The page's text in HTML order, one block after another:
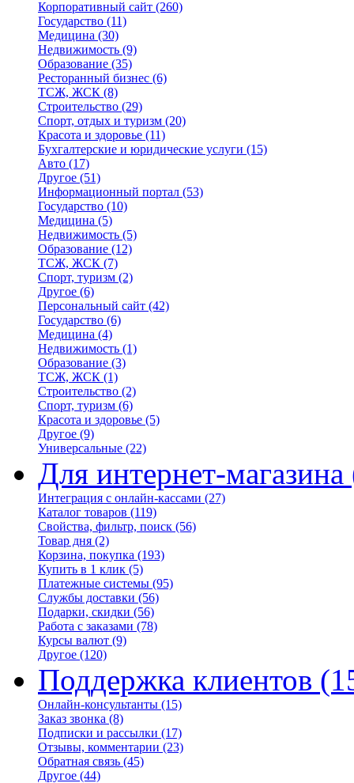
Корпоративный сайт (260)
Государство (11)
Медицина (30)
Недвижимость (9)
Образование (35)
Ресторанный бизнес (6)
ТСЖ, ЖСК (8)
Строительство (29)
Спорт, отдых и туризм (20)
Красота и здоровье (11)
Бухгалтерские и юридические услуги (15)
Авто (17)
Другое (51)
Информационный портал (53)
Государство (10)
Медицина (5)
Недвижимость (5)
Образование (12)
ТСЖ, ЖСК (7)
Спорт, туризм (2)
Другое (6)
Персональный сайт (42)
Государство (6)
Медицина (4)
Недвижимость (1)
Образование (3)
ТСЖ, ЖСК (1)
Строительство (2)
Спорт, туризм (6)
Красота и здоровье (5)
Другое (9)
Универсальные (22)
Для интернет-магазина
Интеграция с онлайн-кассами (27)
Каталог товаров (119)
Свойства, фильтр, поиск (56)
Товар дня (2)
Корзина, покупка (193)
Купить в 1 клик (5)
Платежные системы (95)
Службы доставки (56)
Подарки, скидки (56)
Работа с заказами (78)
Курсы валют (9)
Другое (120)
Поддержка клиентов
Онлайн-консультанты (15)
Заказ звонка (8)
Подписки и рассылки (17)
Отзывы, комментарии (23)
Обратная связь (45)
Другое (44)